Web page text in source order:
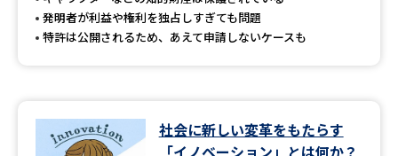
発明者が利益や権利を独占しすぎても問題
特許は公開されるため、あえて申請しないケースも
社会に新しい変革をもたらす